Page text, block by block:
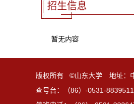
招生信息
暂无内容
版权所有 ©山东大学 地址：
查号台：（86）-0531-